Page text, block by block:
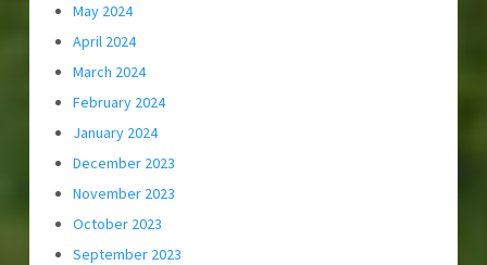
May 2024
April 2024
March 2024
February 2024
January 2024
December 2023
November 2023
October 2023
September 2023